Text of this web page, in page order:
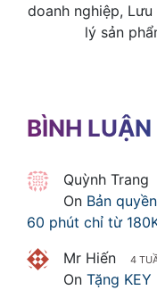
doanh nghiệp,
lý sản
BÌNH
Quỳnh Trang
On Bản
60 phút chỉ từ
Mr Hiến
4
On Tặng